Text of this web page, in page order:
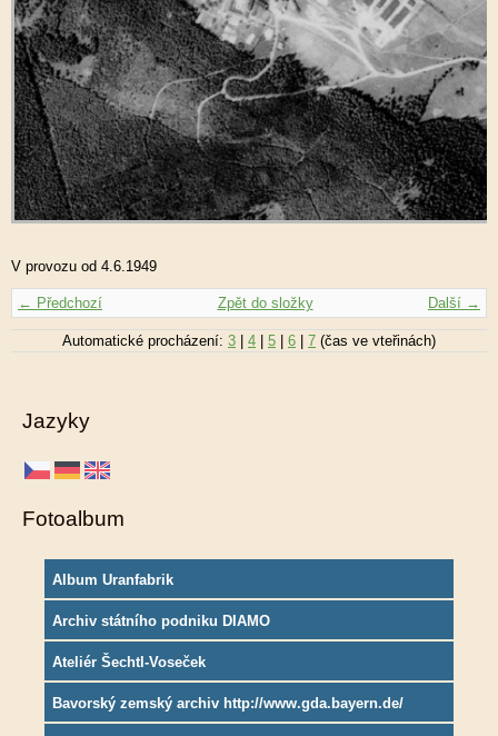
V provozu od 4.6.1949
← Předchozí Další →
Zpět do složky
Automatické procházení: 3 4 5 6 7 (čas ve vteřinách)
Jazyky
Fotoalbum
Album Uranfabrik
Archiv státního podniku DIAMO
Ateliér Šechtl-Voseček
Bavorský zemský archiv http://www.gda.bayern.de/